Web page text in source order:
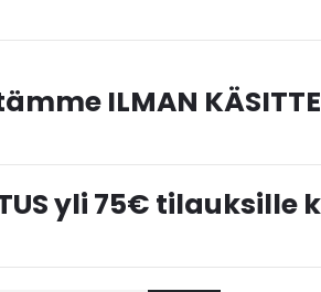
ILMAN
yli 75€ tilauksille